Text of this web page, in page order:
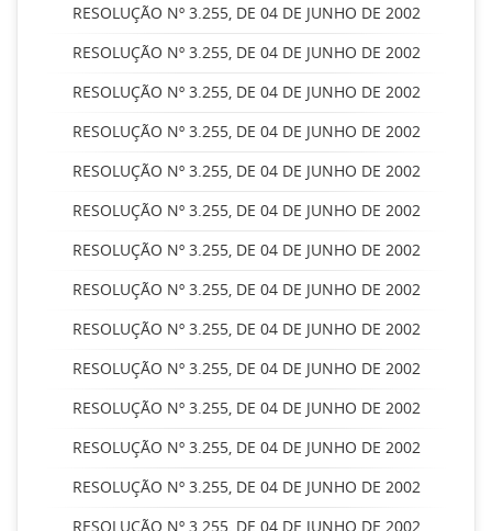
RESOLUÇÃO Nº 3.255, DE 04 DE JUNHO DE 2002
RESOLUÇÃO Nº 3.255, DE 04 DE JUNHO DE 2002
RESOLUÇÃO Nº 3.255, DE 04 DE JUNHO DE 2002
RESOLUÇÃO Nº 3.255, DE 04 DE JUNHO DE 2002
RESOLUÇÃO Nº 3.255, DE 04 DE JUNHO DE 2002
RESOLUÇÃO Nº 3.255, DE 04 DE JUNHO DE 2002
RESOLUÇÃO Nº 3.255, DE 04 DE JUNHO DE 2002
RESOLUÇÃO Nº 3.255, DE 04 DE JUNHO DE 2002
RESOLUÇÃO Nº 3.255, DE 04 DE JUNHO DE 2002
RESOLUÇÃO Nº 3.255, DE 04 DE JUNHO DE 2002
RESOLUÇÃO Nº 3.255, DE 04 DE JUNHO DE 2002
RESOLUÇÃO Nº 3.255, DE 04 DE JUNHO DE 2002
RESOLUÇÃO Nº 3.255, DE 04 DE JUNHO DE 2002
RESOLUÇÃO Nº 3.255, DE 04 DE JUNHO DE 2002